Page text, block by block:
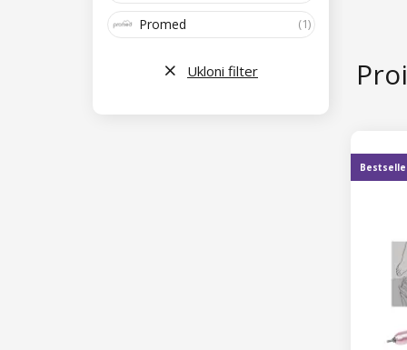
Promed (1)
Ukloni filter